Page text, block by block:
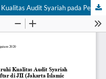
Faktor-faktor yang Mempengaruhi Kualitas Audit Syariah pada Perusahaan yang Terdaftar di JII (Jakarta Islamic Index) Tahun2014-2018